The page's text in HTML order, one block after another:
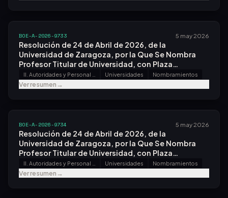
BOE-A-2026-9733 5 may 2026
Resolución de 24 de Abril de 2026, de la
Universidad de Zaragoza, por la Que Se Nombra
Profesor Titular de Universidad, con Plaza
Vinculada, a Don Ángel Borque Fernando.
Universidades Nombramientos
Ver resumen→
BOE-A-2026-9734 5 may 2026
Resolución de 24 de Abril de 2026, de la
Universidad de Zaragoza, por la Que Se Nombra
Profesor Titular de Universidad, con Plaza
Vinculada, a Don Jesús Díez Manglano.
Universidades Nombramientos
Ver resumen→